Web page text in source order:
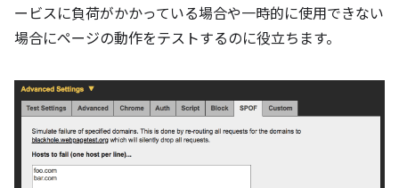
ービスに負荷がかかっている場合や一時的に使用できない
場合にページの動作をテストするのに役立ちます。